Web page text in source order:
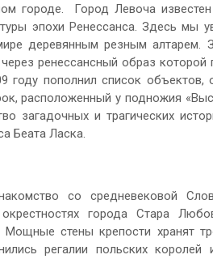
городе. Город Левоча
эпохи Ренессанса. Здесь мы
деревянным резным алтарем.
ренессансный образ которой
году пополнил список объектов,
расположенный у подножия
загадочных и трагических
Беата Ласка.
со средневековой
города Стара
стены крепости хранят
регалии польских королей